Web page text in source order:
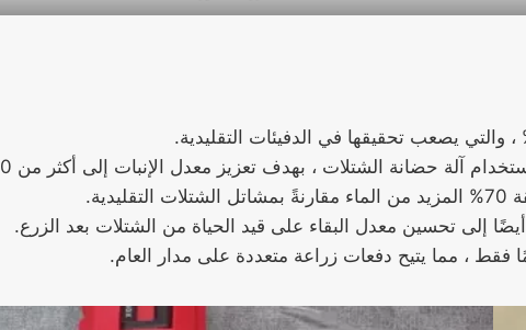
آلة حضانة الشتلات ، بهدف تعزيز معدل الإنبات إلى أكثر من 90%.
إلى تحسين معدل البقاء على قيد الحياة من الشتلات بعد الزرع.